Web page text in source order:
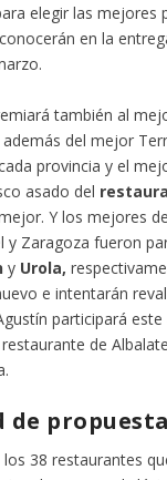
elegir las mejores
en la
también al
del mejor
provincia y el
asado del
Y los mejores
y Zaragoza fueron
y Urola,
e intentarán
participará
de
de
38 restaurantes